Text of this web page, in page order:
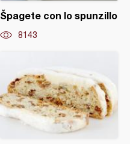
Špagete con lo spunzillo
8143